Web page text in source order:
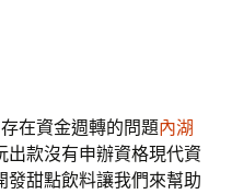
存在資金週轉的問題內湖
出款沒有申辦資格現代資
發甜點飲料讓我們來幫助